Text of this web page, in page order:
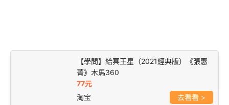
【學問】給冥王星（2021經典版）《張惠
菁》木馬360
77元
淘宝
>